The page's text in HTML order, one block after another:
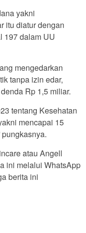
yakni
itu diatur dengan
197 dalam UU
mengedarkan
tanpa izin edar,
Rp 1,5 miliar.
tentang Kesehatan
mencapai 15
atau Angell
ini melalui WhatsApp
berita ini